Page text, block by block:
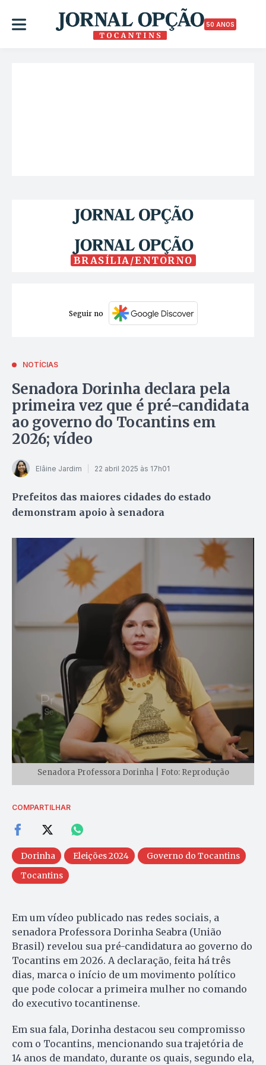
50 ANOS
BRASÍLIA/ENTORNO
Seguir no
NOTÍCIAS
Senadora Dorinha declara pela
primeira vez que é pré-candidata
ao governo do Tocantins em
2026; vídeo
Elâine Jardim 22 abril 2025 às 17h01
Prefeitos das maiores cidades do estado
demonstram apoio à senadora
Senadora Professora Dorinha | Foto: Reprodução
COMPARTILHAR
Dorinha Eleições 2024
Governo do Tocantins
Tocantins
Em um vídeo publicado nas redes sociais, a
senadora Professora Dorinha Seabra (União
Brasil) revelou sua pré-candidatura ao governo do
Tocantins em 2026. A declaração, feita há três
dias, marca o início de um movimento político
que pode colocar a primeira mulher no comando
do executivo tocantinense.
Em sua fala, Dorinha destacou seu compromisso
com o Tocantins, mencionando sua trajetória de
14 anos de mandato, durante os quais, segundo ela,